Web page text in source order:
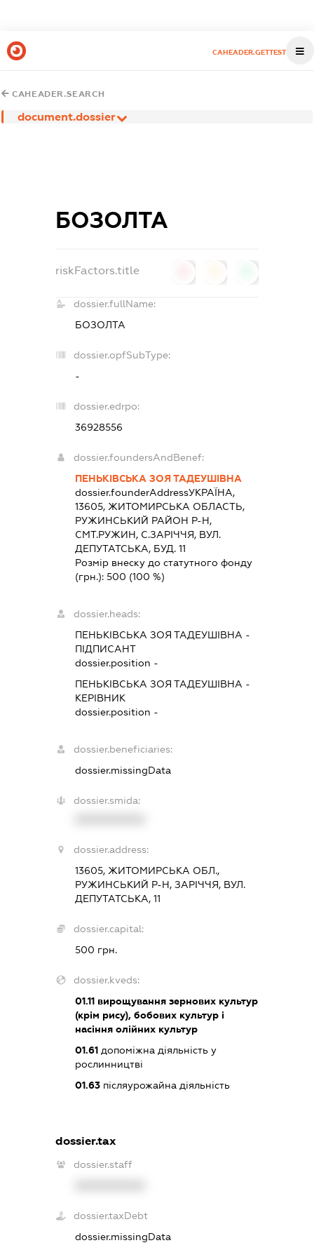
CAHEADER.GETTEST
CAHEADER.SEARCH
document.dossier
БОЗОЛТА
riskFactors.title
dossier.fullName:
БОЗОЛТА
dossier.opfSubType:
-
dossier.edrpo:
36928556
dossier.foundersAndBenef:
ПЕНЬКІВСЬКА ЗОЯ ТАДЕУШІВНА
dossier.founderAddressУКРАЇНА,
13605, ЖИТОМИРСЬКА ОБЛАСТЬ,
РУЖИНСЬКИЙ РАЙОН Р-Н,
СМТ.РУЖИН, С.ЗАРІЧЧЯ, ВУЛ.
ДЕПУТАТСЬКА, БУД. 11
Розмір внеску до статутного фонду
(грн.): 500 (100 %)
dossier.heads:
ПЕНЬКІВСЬКА ЗОЯ ТАДЕУШІВНА -
ПІДПИСАНТ
dossier.position -
ПЕНЬКІВСЬКА ЗОЯ ТАДЕУШІВНА -
КЕРІВНИК
dossier.position -
dossier.beneficiaries:
dossier.missingData
dossier.smida:
dossier.address:
13605, ЖИТОМИРСЬКА ОБЛ.,
РУЖИНСЬКИЙ Р-Н, ЗАРІЧЧЯ, ВУЛ.
ДЕПУТАТСЬКА, 11
dossier.capital:
500 грн.
dossier.kveds:
01.11вирощування зернових культур
(крім рису), бобових культур і
насіння олійних культур
01.61допоміжна діяльність у
рослинництві
01.63післяурожайна діяльність
dossier.tax
dossier.staff
dossier.taxDebt
dossier.missingData